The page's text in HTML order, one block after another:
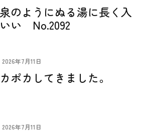
のようにぬる湯に長く入
い No.2092
2026年7月11日
ポカしてきました。
2026年7月11日